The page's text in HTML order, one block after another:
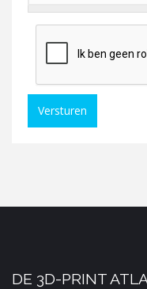
Versturen
DE 3D-PRINT